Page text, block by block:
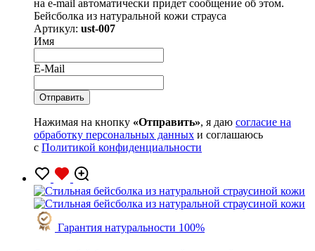
на e-mail автоматически придет сообщение об этом.
Бейсболка из натуральной кожи страуса
Артикул: ust-007
Имя
E-Mail
Нажимая на кнопку «Отправить», я даю согласие на
обработку персональных данных и соглашаюсь
с Политикой конфиденциальности
Гарантия натуральности 100%